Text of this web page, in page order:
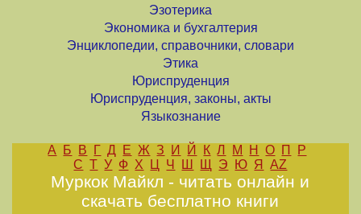
Эзотерика
Экономика и бухгалтерия
Энциклопедии, справочники, словари
Этика
Юриспруденция
Юриспруденция, законы, акты
Языкознание
А Б В Г Д Е Ж З И Й К Л М Н О П
Р
С Т У Ф Х Ц Ч Ш Щ Э Ю Я AZ
Муркок Майкл - читать онлайн и
скачать бесплатно книги